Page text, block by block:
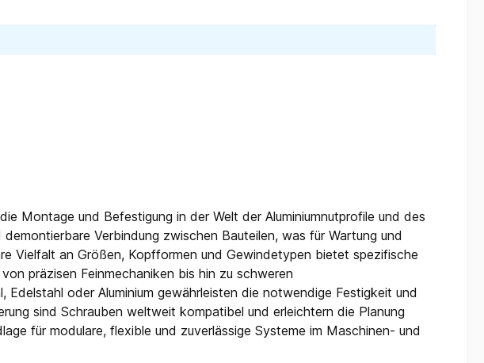
Montage und Befestigung in der Welt der Aluminiumnutprofile und des
Verbindung zwischen Bauteilen, was für Wartung und
Vielfalt an Größen, Kopfformen und Gewindetypen bietet spezifische
präzisen Feinmechaniken bis hin zu schweren
oder Aluminium gewährleisten die notwendige Festigkeit und
sind Schrauben weltweit kompatibel und erleichtern die Planung
für modulare, flexible und zuverlässige Systeme im Maschinen- und